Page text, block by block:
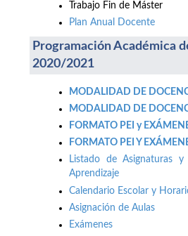
Trabajo Fin de Máster
Plan Anual Docente
Programación Académica
2020/2021
MODALIDAD DE
MODALIDAD DE
FORMATO PEI y
FORMATO PEI Y
Listado de Asignaturas
Aprendizaje
Calendario Escolar y
Asignación de Aulas
Exámenes